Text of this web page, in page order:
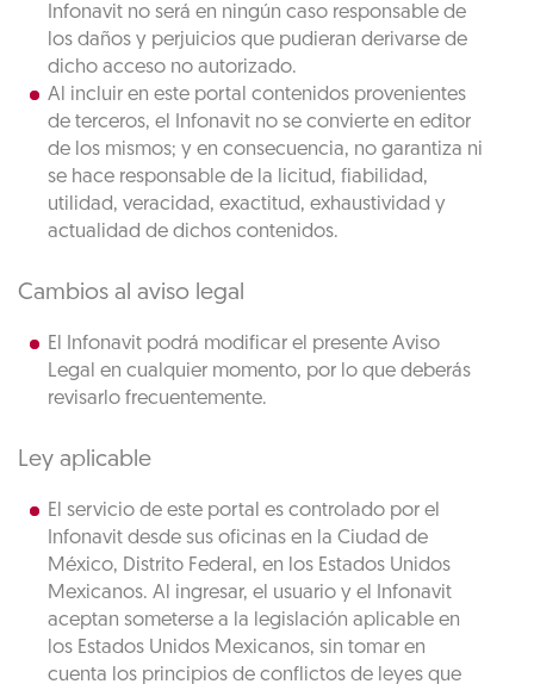
Infonavit no será en ningún caso responsable de
los daños y perjuicios que pudieran derivarse de
dicho acceso no autorizado.
Al incluir en este portal contenidos provenientes
de terceros, el Infonavit no se convierte en editor
de los mismos; y en consecuencia, no garantiza ni
se hace responsable de la licitud, fiabilidad,
utilidad, veracidad, exactitud, exhaustividad y
actualidad de dichos contenidos.
Cambios al aviso legal
El Infonavit podrá modificar el presente Aviso
Legal en cualquier momento, por lo que deberás
revisarlo frecuentemente.
Ley aplicable
El servicio de este portal es controlado por el
Infonavit desde sus oficinas en la Ciudad de
México, Distrito Federal, en los Estados Unidos
Mexicanos. Al ingresar, el usuario y el Infonavit
aceptan someterse a la legislación aplicable en
los Estados Unidos Mexicanos, sin tomar en
cuenta los principios de conflictos de leyes que